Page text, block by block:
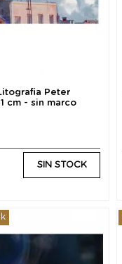
Peter
cm - sin marco
SIN STOCK